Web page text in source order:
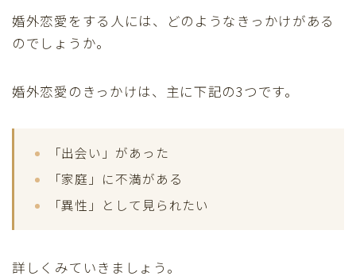
婚外恋愛をする人には、どのようなきっかけがある
のでしょうか。
婚外恋愛のきっかけは、主に下記の3つです。
「出会い」があった
「家庭」に不満がある
「異性」として見られたい
詳しくみていきましょう。